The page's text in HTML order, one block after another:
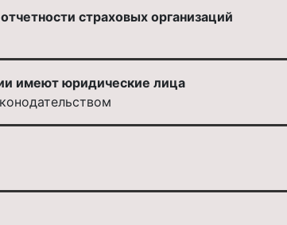
страховых организаций
имеют юридические лица